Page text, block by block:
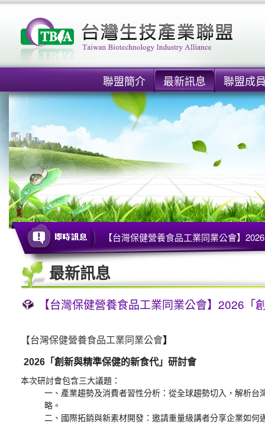
聯盟簡介 最新訊息 聯盟成
【台灣保健營養食品工業同業公會】
最新訊息
【台灣保健營養食品工業同業公會】2026「
【台灣保健營養食品工業同業公會】
2026「創新與精準保健的新食代」研討會
本次研討會包含三大議題：
一、產業趨勢及消費者習性分析：從全球趨勢切入，解析
略。
二、國際拓銷與新素材開發：邀請重量級講者分享企業如